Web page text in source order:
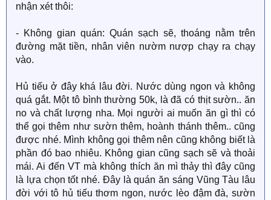
nhận xét thôi:
- Không gian quán: Quán sạch sẽ, thoáng nằm trên
đường mặt tiền, nhân viên nườm nượp chạy ra chạy
vào.
Hủ tiếu ở đây khá lâu đời. Nước dùng ngon và không
quá gắt. Một tô bình thường 50k, là đã có thịt sườn.. ăn
no và chất lượng nha. Mọi người ai muốn ăn gì thì có
thể gọi thêm như sườn thêm, hoành thánh thêm.. cũng
được nhé. Mình không gọi thêm nên cũng không biết là
phần đó bao nhiêu. Không gian cũng sạch sẽ và thoải
mái. Ai đến VT mà không thích ăn mì thảy thì đây cũng
là lựa chọn tốt nhé. Đây là quán ăn sáng Vũng Tàu lâu
đời với tô hủ tiếu thơm ngon, nước lèo đậm đà, sườn